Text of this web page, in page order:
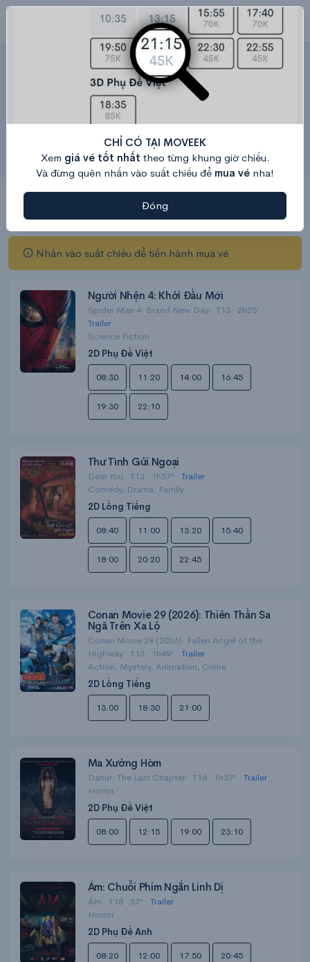
Cinestar Kiên Giang – Lịch chiếu & Giá
vé hôm nay
Hệ thống rạp Cinestar
Thương mại Rạch Sỏi, Đường Nguyễn Chí Thanh, Phường
Rạch Sỏi, Thành phố Rạch Giá, Tỉnh Kiên Giang.
9/8
CN Thứ 4
14/8
Thứ 6
Nhấn vào suất chiếu để tiến hành mua vé
Người Nhện 4: Khởi Đầu Mới
Spider Man 4: Brand New Day · T13 · 2h25' ·
Trailer
Science Fiction
2D Phụ Đề Việt
08:30
11:20 14:00 16:45
19:30 22:10
Thư Tình Gửi Ngoại
Dear You · T13 · 1h57' · Trailer
Comedy, Drama, Family
2D Lồng Tiếng
08:40
11:00 13:20 15:40
18:00 20:20 22:45
Conan Movie 29 (2026): Thiên Thần Sa
Ngã Trên Xa Lộ
Conan Movie 29 (2026): Fallen Angel of the
Highway · T13 · 1h49' · Trailer
Action, Mystery, Animation, Crime
2D Lồng Tiếng
13:00
18:30 21:00
Ma Xưởng Hòm
Danur: The Last Chapter · T16 · 1h37' · Trailer
Horror
2D Phụ Đề Việt
08:00
12:15 19:00 23:10
Ám: Chuỗi Phim Ngắn Linh Dị
Ám · T18 · 37' · Trailer
Horror
2D Phụ Đề Anh
08:20
12:00 17:50 20:45
CHỈ CÓ TẠI MOVEEK
Xem giá vé tốt nhất theo từng khung giờ chiếu.
Và đừng quên nhấn vào suất chiếu để mua vé nha!
Đóng